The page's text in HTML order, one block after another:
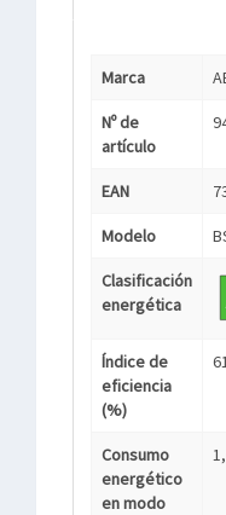
Marca
Nº de
artículo
EAN
Modelo
Clasificación
energética
Índice de
eficiencia
(%)
Consumo
energético
en modo